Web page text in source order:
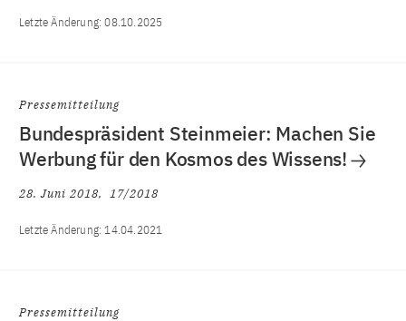
Letzte Änderung:08.10.2025
Pressemitteilung
Bundespräsident Steinmeier: Machen Sie
Werbung für den Kosmos des Wissens!
28. Juni 2018 17/2018
Letzte Änderung:14.04.2021
Pressemitteilung